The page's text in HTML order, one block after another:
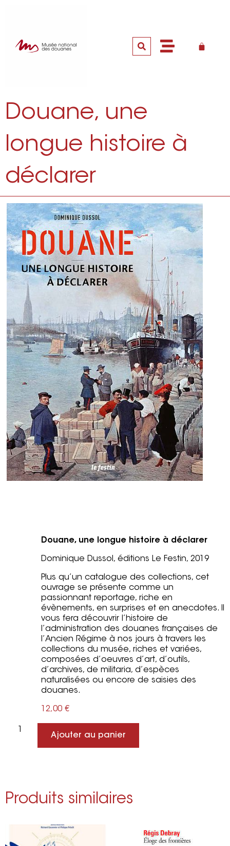
Douane, une
longue histoire à
déclarer
Douane, une longue histoire à déclarer
Dominique Dussol, éditions Le Festin, 2019
Plus qu’un catalogue des collections, cet
ouvrage se présente comme un
passionnant reportage, riche en
évènements, en surprises et en anecdotes. Il
vous fera découvrir l’histoire de
l’administration des douanes françaises de
l’Ancien Régime à nos jours à travers les
collections du musée, riches et variées,
composées d’oeuvres d’art, d’outils,
d’archives, de militaria, d’espèces
naturalisées ou encore de saisies des
douanes.
12,00 €
Ajouter au panier
Produits similaires